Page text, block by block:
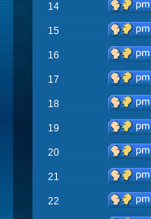
14
15
16
17
18
19
20
21
22